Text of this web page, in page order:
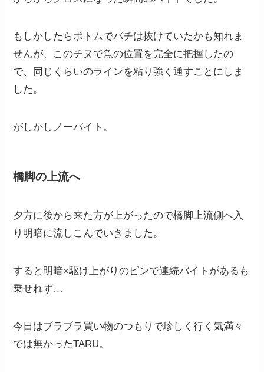
もしかしたらボトムでバチは抜けていたかも知れま
せんが、このチヌで魚の位置を完全に把握したの
で、同じくらいのラインを粘り強く通すことにしま
した。
がしかしノーバイト。
橋脚の上流へ
夕方に後から来た方が上がったので橋脚上流側へ入
り明暗に流しこんでいきました。
すると明暗×駆け上がりのピンで連続バイトがあるも
乗せれず…
今日はブラブラ買い物のつもりで珍しく行く気満々
では無かったTARU。